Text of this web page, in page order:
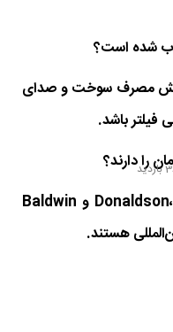
مصرف سوخت و صدای
فیلتر باشد.
Donaldson، Mann+Hummel، Fleetguard و Baldwin
هستند.